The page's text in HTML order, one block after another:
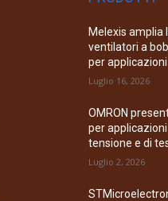
Melexis amplia
ventilatori a
per applicazioni
Luglio 16, 2026
OMRON
per
tensione e di
Luglio 2, 2026